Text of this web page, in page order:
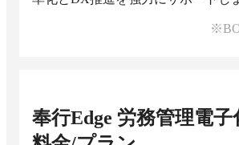
奉行Edge 労務管理電